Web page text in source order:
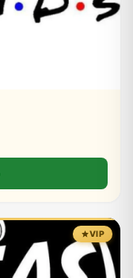
Vagas de Empregos Viagem e Turismo
VIP